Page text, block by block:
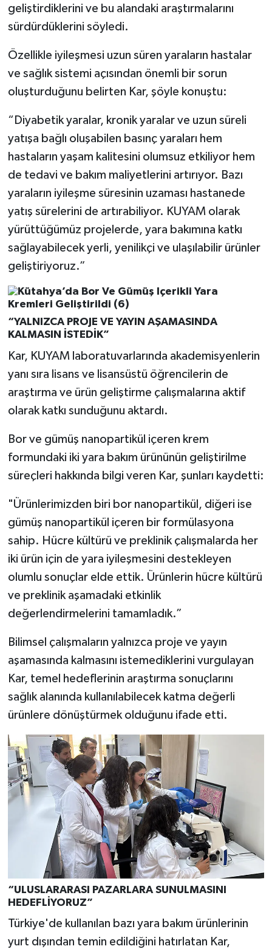
geliştirdiklerini ve bu alandaki araştırmalarını
sürdürdüklerini söyledi.
Özellikle iyileşmesi uzun süren yaraların hastalar
ve sağlık sistemi açısından önemli bir sorun
oluşturduğunu belirten Kar, şöyle konuştu:
“Diyabetik yaralar, kronik yaralar ve uzun süreli
yatışa bağlı oluşabilen basınç yaraları hem
hastaların yaşam kalitesini olumsuz etkiliyor hem
de tedavi ve bakım maliyetlerini artırıyor. Bazı
yaraların iyileşme süresinin uzaması hastanede
yatış sürelerini de artırabiliyor. KUYAM olarak
yürüttüğümüz projelerde, yara bakımına katkı
sağlayabilecek yerli, yenilikçi ve ulaşılabilir ürünler
geliştiriyoruz.”
“YALNIZCA PROJE VE YAYIN AŞAMASINDA
KALMASIN İSTEDİK”
Kar, KUYAM laboratuvarlarında akademisyenlerin
yanı sıra lisans ve lisansüstü öğrencilerin de
araştırma ve ürün geliştirme çalışmalarına aktif
olarak katkı sunduğunu aktardı.
Bor ve gümüş nanopartikül içeren krem
formundaki iki yara bakım ürününün geliştirilme
süreçleri hakkında bilgi veren Kar, şunları kaydetti:
"Ürünlerimizden biri bor nanopartikül, diğeri ise
gümüş nanopartikül içeren bir formülasyona
sahip. Hücre kültürü ve preklinik çalışmalarda her
iki ürün için de yara iyileşmesini destekleyen
olumlu sonuçlar elde ettik. Ürünlerin hücre kültürü
ve preklinik aşamadaki etkinlik
değerlendirmelerini tamamladık.”
Bilimsel çalışmaların yalnızca proje ve yayın
aşamasında kalmasını istemediklerini vurgulayan
Kar, temel hedeflerinin araştırma sonuçlarını
sağlık alanında kullanılabilecek katma değerli
ürünlere dönüştürmek olduğunu ifade etti.
“ULUSLARARASI PAZARLARA SUNULMASINI
HEDEFLİYORUZ”
Türkiye'de kullanılan bazı yara bakım ürünlerinin
yurt dışından temin edildiğini hatırlatan Kar,